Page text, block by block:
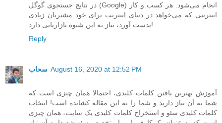
در نتایج جستجوی گوگل (Google) انجام می‌شود. هر کسب و کار
اینترنتی که می‌خواهد در دنیای اینترنت برای خود مشتریان زیادی
بدست آورد، نیاز به این شیوه بازاریابی دارد!
Reply
سحاب August 16, 2020 at 12:52 PM
آموزش بهترین یافتن کلمات کلیدی، احتمالا همان چیزی است که
شما به آن نیاز دارید و شما را به این مقاله کشانده است! انتخاب
کلمات کلیدی سئو و استخراج کلمات کلیدی یک سایت، همان چیزی